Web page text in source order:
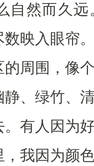
自然而久
映入眼帘
周围，像
静、绿竹
有人因为
，我因为颜